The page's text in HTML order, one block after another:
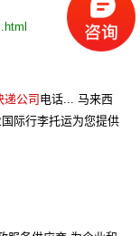
递公司 电话... 马来西
际行李托运为您提供